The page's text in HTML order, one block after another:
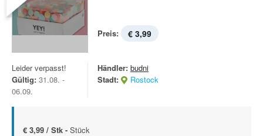
Preis: € 3,99
Leider verpasst!
Gültig: 31.08. -
06.09.
Händler: budni
Stadt:
Rostock
€ 3,99 / Stk - Stück